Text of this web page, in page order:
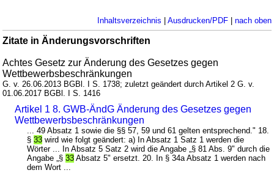
Inhaltsverzeichnis Ausdrucken/PDF| nach oben
Zitate in Änderungsvorschriften
Achtes Gesetz zur Änderung des Gesetzes gegen
Wettbewerbsbeschränkungen
G. v. 26.06.2013 BGBl. I S. 1738; zuletzt geändert durch Artikel 2 G. v.
01.06.2017 BGBl. I S. 1416
Artikel 1 8. GWB-ÄndG Änderung des Gesetzes gegen
Wettbewerbsbeschränkungen
... 49 Absatz 1 sowie die §§ 57, 59 und 61 gelten entsprechend." 18.
§33 wird wie folgt geändert: a) In Absatz 1 Satz 1 werden die
Wörter ... In Absatz 5 Satz 2 wird die Angabe „§ 81 Abs. 9" durch die
Angabe „§33 Absatz 5" ersetzt. 20. In § 34a Absatz 1 werden nach
dem Wort ...